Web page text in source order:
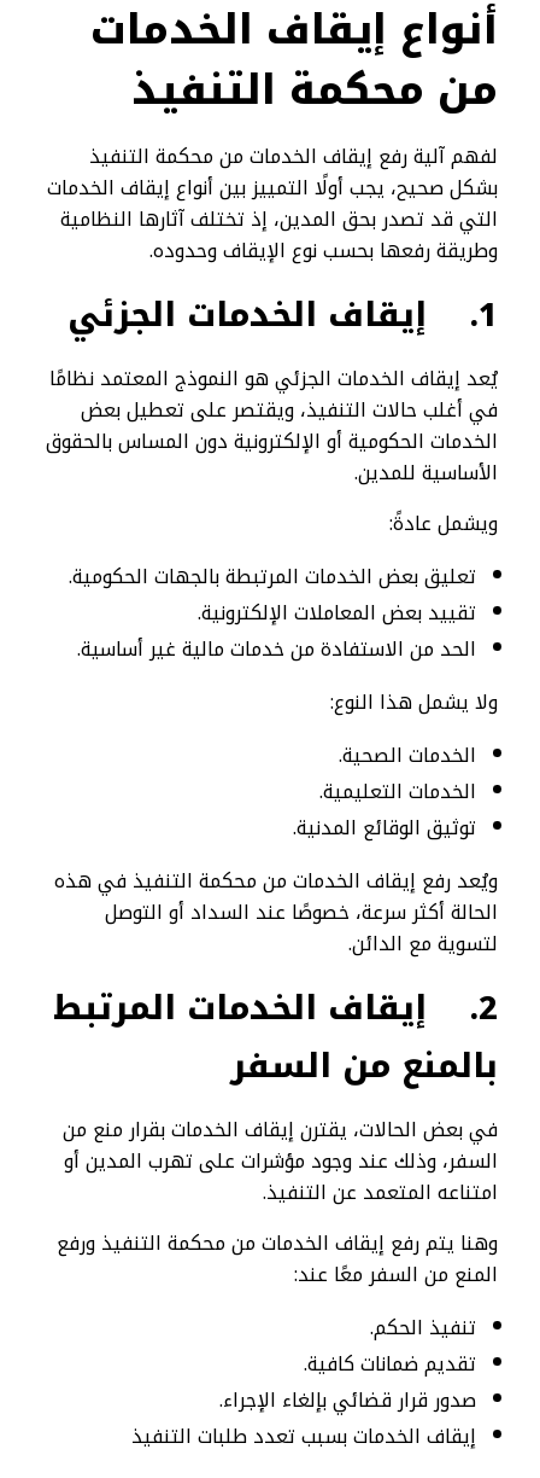
أنواع إيقاف الخدمات
من محكمة التنفيذ
لفهم آلية رفع إيقاف الخدمات من محكمة التنفيذ
بشكل صحيح، يجب أولًا التمييز بين أنواع إيقاف الخدمات
التي قد تصدر بحق المدين، إذ تختلف آثارها النظامية
وطريقة رفعها بحسب نوع الإيقاف وحدوده.
1. إيقاف الخدمات الجزئي
يُعد إيقاف الخدمات الجزئي هو النموذج المعتمد نظامًا
في أغلب حالات التنفيذ، ويقتصر على تعطيل بعض
الخدمات الحكومية أو الإلكترونية دون المساس بالحقوق
الأساسية للمدين.
ويشمل عادةً:
تعليق بعض الخدمات المرتبطة بالجهات الحكومية.
تقييد بعض المعاملات الإلكترونية.
الحد من الاستفادة من خدمات مالية غير أساسية.
ولا يشمل هذا النوع:
الخدمات الصحية.
الخدمات التعليمية.
توثيق الوقائع المدنية.
ويُعد رفع إيقاف الخدمات من محكمة التنفيذ في هذه
الحالة أكثر سرعة، خصوصًا عند السداد أو التوصل
لتسوية مع الدائن.
2.
إيقاف الخدمات المرتبط
بالمنع من السفر
في بعض الحالات، يقترن إيقاف الخدمات بقرار منع من
السفر، وذلك عند وجود مؤشرات على تهرب المدين أو
امتناعه المتعمد عن التنفيذ.
وهنا يتم رفع إيقاف الخدمات من محكمة التنفيذ ورفع
المنع من السفر معًا عند:
تنفيذ الحكم.
تقديم ضمانات كافية.
صدور قرار قضائي بإلغاء الإجراء.
إيقاف الخدمات بسبب تعدد طلبات التنفيذ